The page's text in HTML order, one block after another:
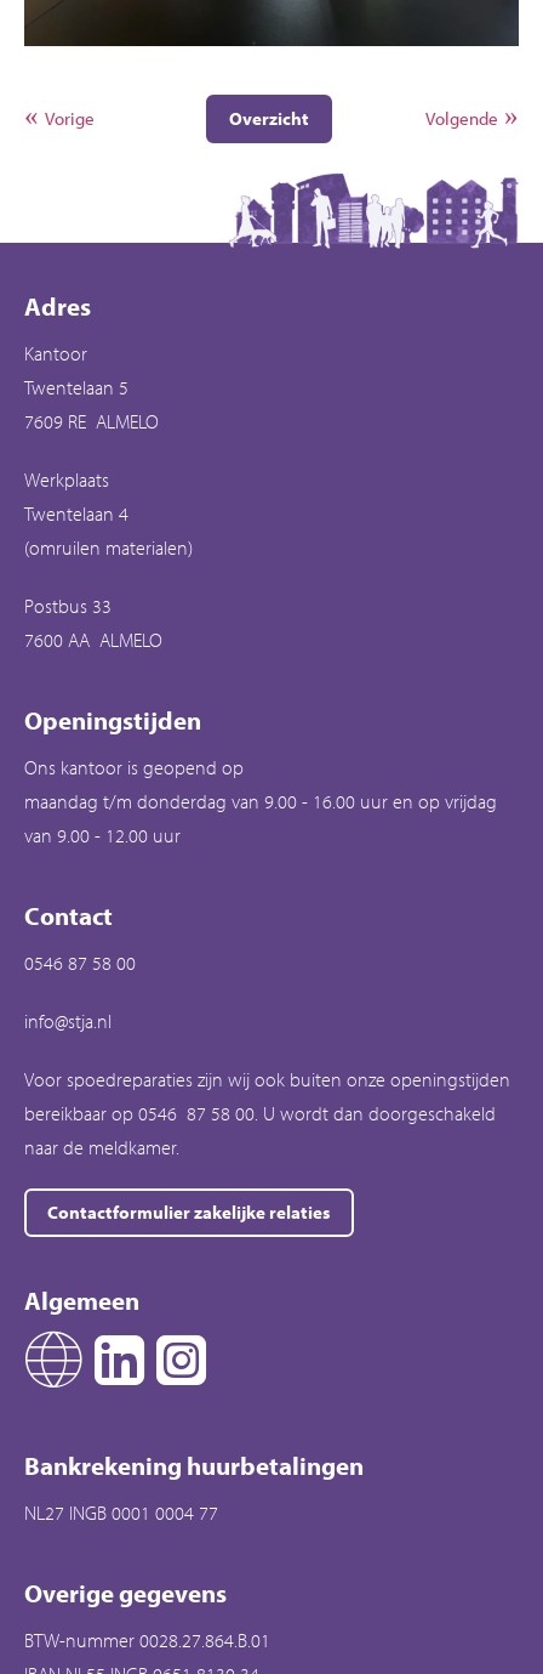
Volgende
Overzicht
Vorige
Contactinformatie
Adres
Kantoor
Twentelaan 5
7609 RE ALMELO
Werkplaats
Twentelaan 4
(omruilen materialen)
Postbus 33
7600 AA ALMELO
Openingstijden
Ons kantoor is geopend op
maandag t/m donderdag van 9.00 - 16.00 uur en op vrijdag
van 9.00 - 12.00 uur
Contact
0546 87 58 00
info@stja.nl
Voor spoedreparaties zijn wij ook buiten onze openingstijden
bereikbaar op 0546 87 58 00. U wordt dan doorgeschakeld
naar de meldkamer.
Contactformulier zakelijke relaties
Algemeen
Bankrekening huurbetalingen
NL27 INGB 0001 0004 77
Overige gegevens
BTW-nummer 0028.27.864.B.01